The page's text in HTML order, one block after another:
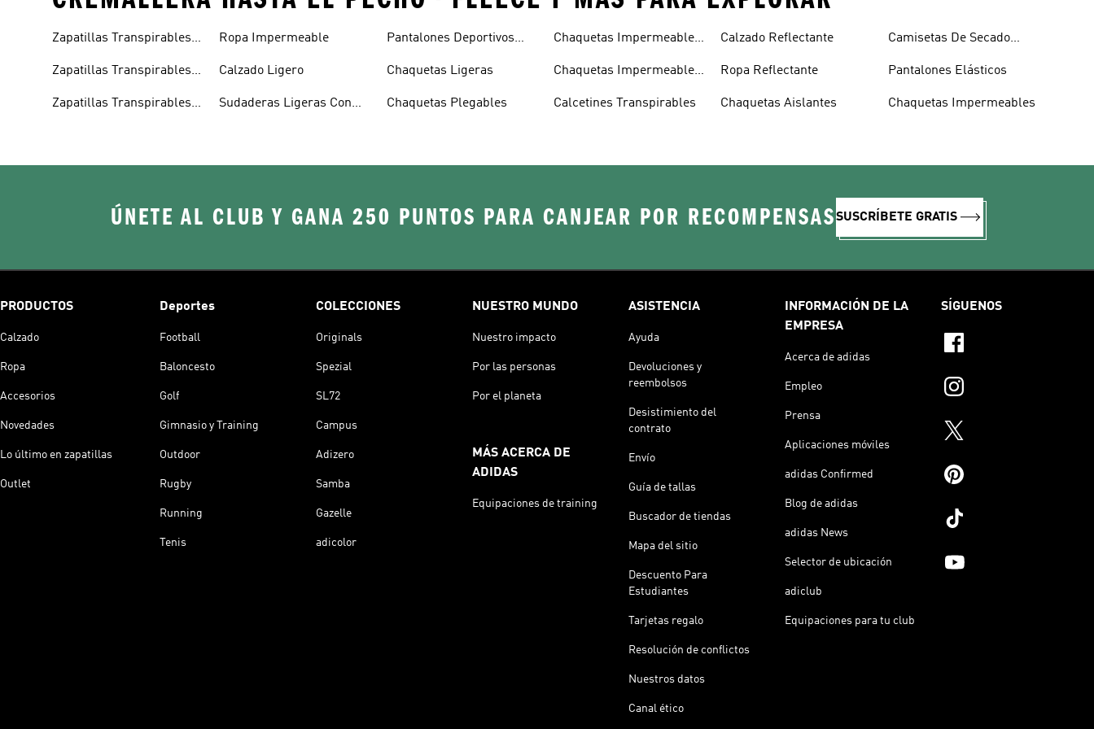
Zapatillas Transpirables
Zapatillas Transpirables
Zapatillas Transpirables
Ropa Impermeable
Calzado Ligero
Sudaderas Ligeras Con
Pantalones Deportivos
Chaquetas Ligeras
Chaquetas Plegables
Chaquetas Impermeables
Chaquetas Impermeables
Calcetines Transpirables
Calzado Reflectante
Ropa Reflectante
Chaquetas Aislantes
Camisetas De Secado
Pantalones Elásticos
Chaquetas Impermeables
ÚNETE AL CLUB Y GANA 250 PUNTOS PARA CANJEAR POR RECOMPENSASSUSCRÍBETE GRATIS
PRODUCTOS
Calzado
Ropa
Accesorios
Novedades
Lo último en zapatillas
Outlet
Deportes
Football
Baloncesto
Golf
Gimnasio y Training
Outdoor
Rugby
Running
Tenis
COLECCIONES
Originals
Spezial
SL72
Campus
Adizero
Samba
Gazelle
adicolor
NUESTRO MUNDO
Nuestro impacto
Por las personas
Por el planeta
MÁS ACERCA DE
ADIDAS
Equipaciones de training
ASISTENCIA
Ayuda
Devoluciones y
reembolsos
Desistimiento del
contrato
Envío
Guía de tallas
Buscador de tiendas
Mapa del sitio
Descuento Para
Estudiantes
Tarjetas regalo
Resolución de conflictos
Nuestros datos
Canal ético
INFORMACIÓN DE LA
EMPRESA
Acerca de adidas
Empleo
Prensa
Aplicaciones móviles
adidas Confirmed
Blog de adidas
adidas News
Selector de ubicación
adiclub
Equipaciones para tu club
SÍGUENOS